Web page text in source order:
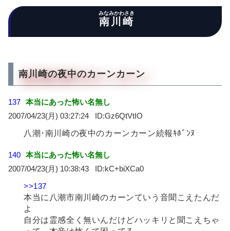
南川崎
みなみかわさき
南川崎の夜中のカーンカーン
137 本当にあった怖い名無し
2007/04/23(月) 03:27:24
Gz6QtVtIO
八潮･南川崎の夜中のカーンカーン続報ｷﾎﾞﾝﾇ
140 本当にあった怖い名無し
2007/04/23(月) 10:38:43
kC+biXCa0
>>137
本当に八潮市南川崎のカーンていう音聞こえたんだ
よ
自分は霊感全く無いんだけどハッキリと聞こえちゃ